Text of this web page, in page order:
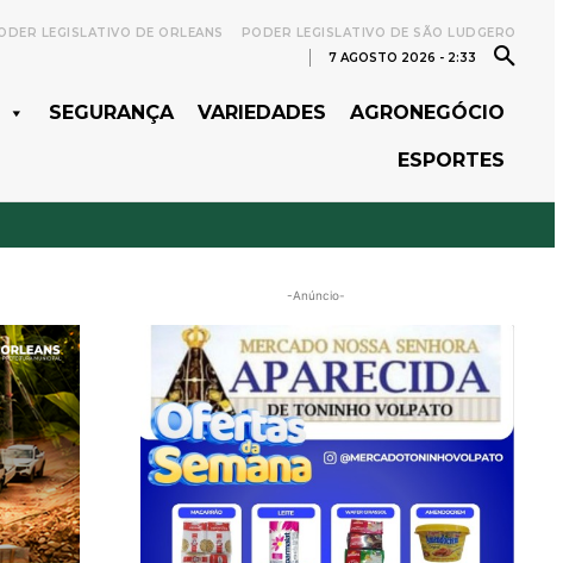
LEGISLATIVO DE ORLEANS
PODER LEGISLATIVO DE SÃO LUDGERO
7 AGOSTO 2026 - 2:33
SEGURANÇA VARIEDADES AGRONEGÓCIO
ESPORTES
-Anúncio-